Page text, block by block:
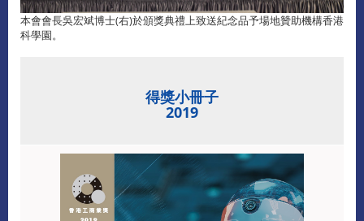
本會會長吳宏斌博士(右)於頒獎典禮上致送紀念品予場地贊助機構香港
科學園。
得獎小冊子
2019